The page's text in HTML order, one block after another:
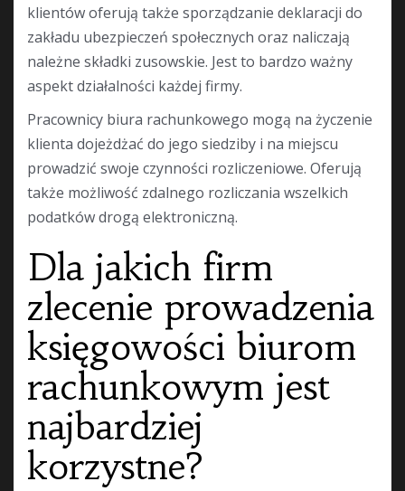
klientów oferują także sporządzanie deklaracji do
zakładu ubezpieczeń społecznych oraz naliczają
należne składki zusowskie. Jest to bardzo ważny
aspekt działalności każdej firmy.
Pracownicy biura rachunkowego mogą na życzenie
klienta dojeżdżać do jego siedziby i na miejscu
prowadzić swoje czynności rozliczeniowe. Oferują
także możliwość zdalnego rozliczania wszelkich
podatków drogą elektroniczną.
Dla jakich firm
zlecenie prowadzenia
księgowości biurom
rachunkowym jest
najbardziej
korzystne?